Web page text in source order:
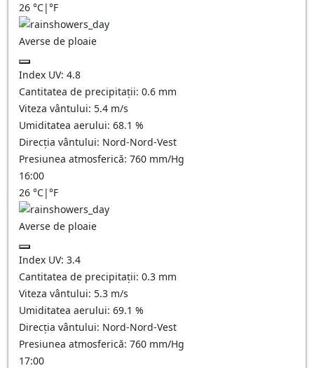
26 °C|°F
Averse de ploaie
Index UV: 4.8
Cantitatea de precipitații: 0.6 mm
Viteza vântului: 5.4 m/s
Umiditatea aerului: 68.1 %
Direcția vântului: Nord-Nord-Vest
Presiunea atmosferică: 760 mm/Hg
16:00
26 °C|°F
Averse de ploaie
Index UV: 3.4
Cantitatea de precipitații: 0.3 mm
Viteza vântului: 5.3 m/s
Umiditatea aerului: 69.1 %
Direcția vântului: Nord-Nord-Vest
Presiunea atmosferică: 760 mm/Hg
17:00